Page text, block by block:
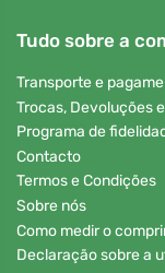
Tudo sobre a
Transporte e
Trocas, Devoluções
Programa de
Contacto
Termos e Condições
Sobre nós
Como medir o
Declaração sobre a